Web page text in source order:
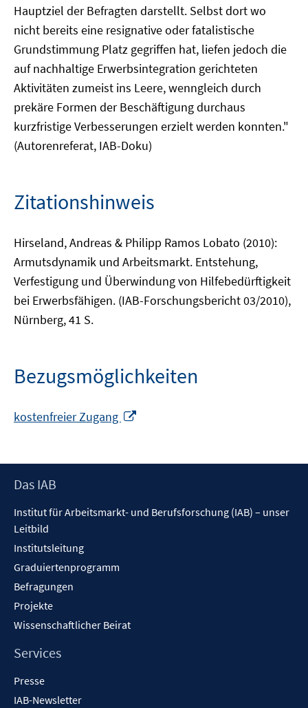
Hauptziel der Befragten darstellt. Selbst dort wo
nicht bereits eine resignative oder fatalistische
Grundstimmung Platz gegriffen hat, liefen jedoch die
auf nachhaltige Erwerbsintegration gerichteten
Aktivitäten zumeist ins Leere, wenngleich durch
prekäre Formen der Beschäftigung durchaus
kurzfristige Verbesserungen erzielt werden konnten."
(Autorenreferat, IAB-Doku)
Zitationshinweis
Hirseland, Andreas & Philipp Ramos Lobato (2010):
Armutsdynamik und Arbeitsmarkt. Entstehung,
Verfestigung und Überwindung von Hilfebedürftigkeit
bei Erwerbsfähigen. (IAB-Forschungsbericht 03/2010),
Nürnberg, 41 S.
Bezugsmöglichkeiten
kostenfreier Zugang
öffnen
Footer
Das IAB
Institut für Arbeitsmarkt- und Berufsforschung (IAB) – unser
Leitbild
Institutsleitung
Graduiertenprogramm
Befragungen
Projekte
Wissenschaftlicher Beirat
Services
Presse
IAB-Newsletter